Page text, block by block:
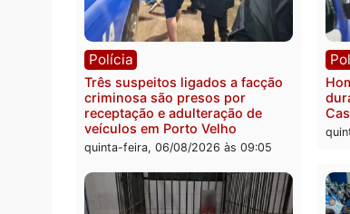
Polícia
Policiais militares recuperam
moto furtada e prendem trio na
zona Leste
quinta-feira, 06/08/2026 às 09:28